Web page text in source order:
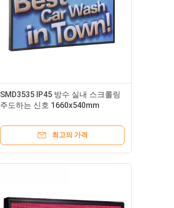
SMD3535 IP45 방수 실내 스크롤링
주도하는 신호 1660x540mm
최고의 가격